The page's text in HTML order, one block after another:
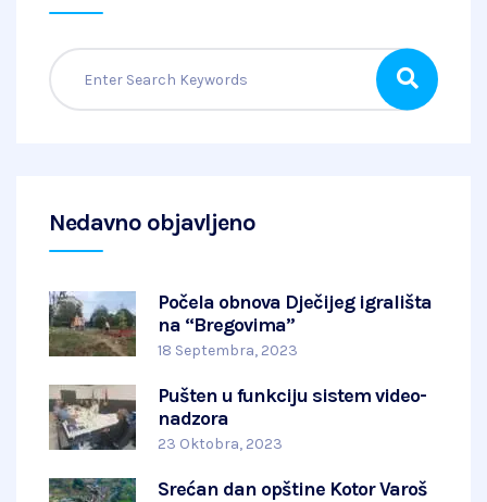
Nedavno objavljeno
Počela obnova Dječijeg igrališta
na “Bregovima”
18 Septembra, 2023
Pušten u funkciju sistem video-
nadzora
23 Oktobra, 2023
Srećan dan opštine Kotor Varoš